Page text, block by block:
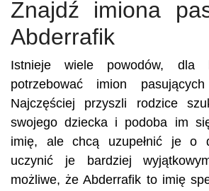
Znajdź imiona
Abderrafik
Istnieje wiele powodów, dla
potrzebować imion
Najczęściej przyszli rodzice
swojego dziecka i podoba im
imię, ale chcą uzupełnić je o
uczynić je bardziej
możliwe, że Abderrafik to imię